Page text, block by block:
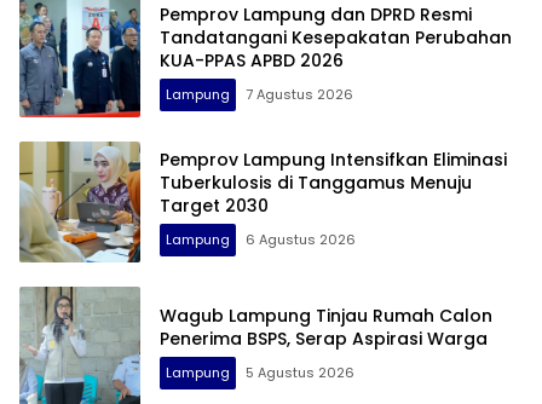
Pemprov Lampung dan DPRD Resmi
Tandatangani Kesepakatan Perubahan
KUA-PPAS APBD 2026
Lampung 7 Agustus 2026
Pemprov Lampung Intensifkan Eliminasi
Tuberkulosis di Tanggamus Menuju
Target 2030
Lampung 6 Agustus 2026
Wagub Lampung Tinjau Rumah Calon
Penerima BSPS, Serap Aspirasi Warga
Lampung 5 Agustus 2026